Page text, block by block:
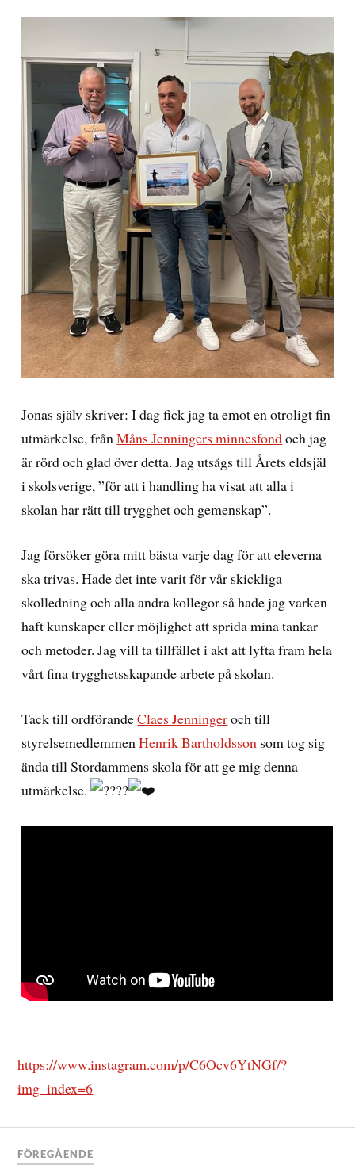
Jonas själv skriver: I dag fick jag ta emot en otroligt fin
utmärkelse, frånMåns Jenningers minnesfondoch jag
är rörd och glad över detta. Jag utsågs till Årets eldsjäl
i skolsverige, ”för att i handling ha visat att alla i
skolan har rätt till trygghet och gemenskap”.
Jag försöker göra mitt bästa varje dag för att eleverna
ska trivas. Hade det inte varit för vår skickliga
skolledning och alla andra kollegor så hade jag varken
haft kunskaper eller möjlighet att sprida mina tankar
och metoder. Jag vill ta tillfället i akt att lyfta fram hela
vårt fina trygghetsskapande arbete på skolan.
Tack till ordförandeClaes Jenningeroch till
styrelsemedlemmenHenrik Bartholdsson som tog sig
ända till Stordammens skola för att ge mig denna
utmärkelse.
https://www.instagram.com/p/C6Ocv6YtNGf/?
img_index=6
FÖREGÅENDE